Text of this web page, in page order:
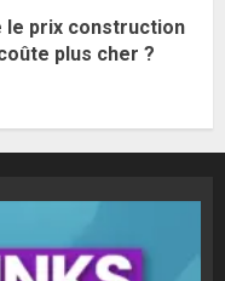
le prix construction
plus cher ?